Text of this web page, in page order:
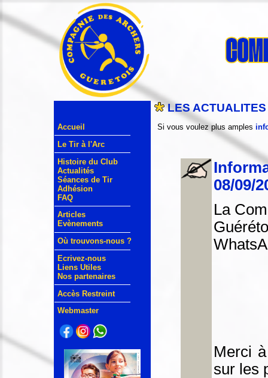
Accueil
Le Tir à l'Arc
Histoire du Club
Actualités
Séances de Tir
Adhésion
FAQ
Articles
Evènements
Où trouvons-nous ?
Ecrivez-nous
Liens Utiles
Nos partenaires
Accès Restreint
Webmaster
LES ACTUALITES
Si vous voulez plus amples
08/09/
La
Merci
sur les